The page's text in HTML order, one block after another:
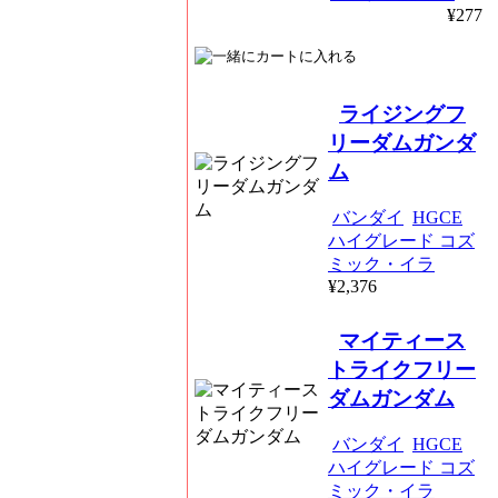
¥277
ライジングフ
リーダムガンダ
ム
バンダイ
HGCE
ハイグレード コズ
ミック・イラ
¥2,376
マイティース
トライクフリー
ダムガンダム
バンダイ
HGCE
ハイグレード コズ
ミック・イラ